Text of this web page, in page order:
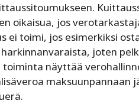
oikaisua, jos
ei toimi, jos esimerkiksi
joten
näyttää
maksuunpannaan